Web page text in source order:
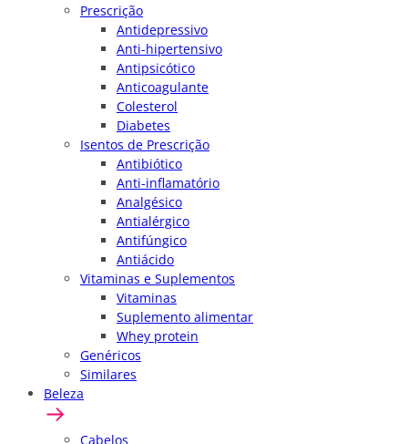
Prescrição
Antidepressivo
Anti-hipertensivo
Antipsicótico
Anticoagulante
Colesterol
Diabetes
Isentos de Prescrição
Antibiótico
Anti-inflamatório
Analgésico
Antialérgico
Antifúngico
Antiácido
Vitaminas e Suplementos
Vitaminas
Suplemento alimentar
Whey protein
Genéricos
Similares
Beleza
Cabelos